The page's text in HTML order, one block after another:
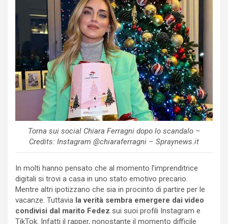
Torna sui social Chiara Ferragni dopo lo scandalo –
Credits: Instagram @chiaraferragni – Spraynews.it
In molti hanno pensato che al momento l’imprenditrice
digitali si trovi a casa in uno stato emotivo precario.
Mentre altri ipotizzano che sia in procinto di partire per le
vacanze. Tuttavia la verità sembra emergere dai video
condivisi dal marito Fedez sui suoi profili Instagram e
TikTok. Infatti il rapper, nonostante il momento difficile